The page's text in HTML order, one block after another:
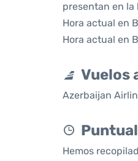
presentan en la
Hora actual en
Hora actual en
Vuelos
Azerbaijan
Hemos